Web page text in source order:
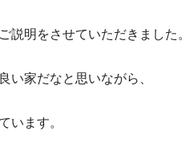
説明をさせていただきました。
い家だなと思いながら、
います。